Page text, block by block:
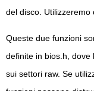
del disco. Utilizzeremo
Queste due funzioni
definite in bios.h, dove
sui settori raw. Se